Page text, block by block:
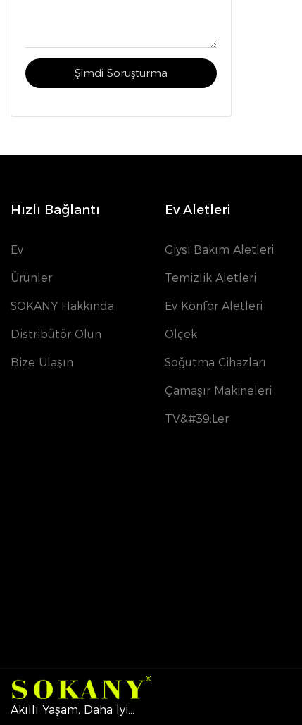
Şimdi Soruşturma
Hızlı Bağlantı
Ev
Ürünler
SOKANY Hakkında
Distribütör Olun
Bize Ulaşın
Ev Aletleri
Giysi Bakım Aletleri
Temizlik Aletleri
Ev Konfor Aletleri
Ölçek
Soğutma Cihazları
Çamaşır Makineleri
TV&#39;ler
Akıllı Yaşam, Daha İyi